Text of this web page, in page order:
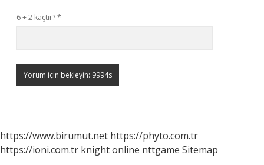
6 + 2 kaçtır?*
https://www.birumut.net https://phyto.com.tr
https://ioni.com.tr knight online nttgame Sitemap